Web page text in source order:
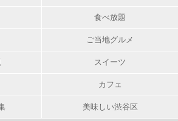
食べ放題
ご当地グルメ
スイーツ
カフェ
美味しい渋谷区